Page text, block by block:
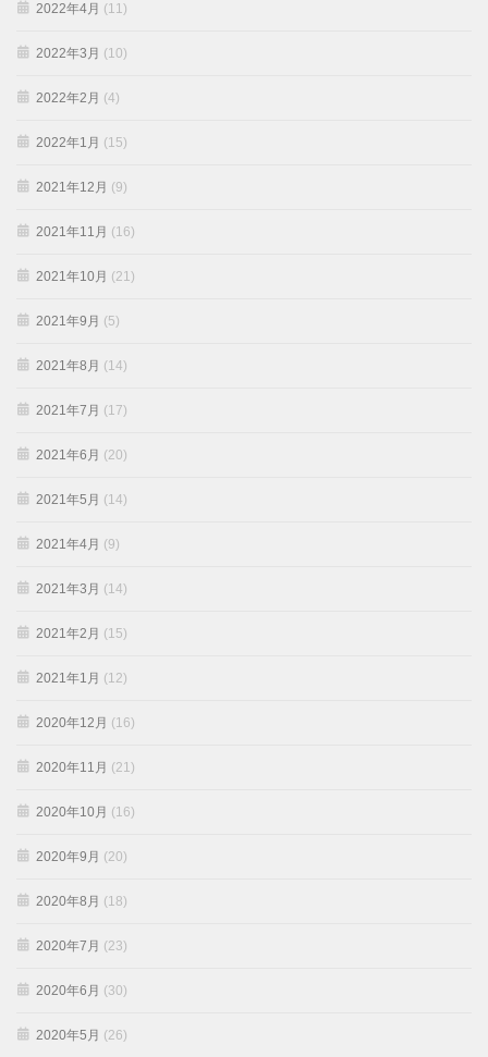
2022年4月 (11)
2022年3月 (10)
2022年2月 (4)
2022年1月 (15)
2021年12月 (9)
2021年11月 (16)
2021年10月 (21)
2021年9月 (5)
2021年8月 (14)
2021年7月 (17)
2021年6月 (20)
2021年5月 (14)
2021年4月 (9)
2021年3月 (14)
2021年2月 (15)
2021年1月 (12)
2020年12月 (16)
2020年11月 (21)
2020年10月 (16)
2020年9月 (20)
2020年8月 (18)
2020年7月 (23)
2020年6月 (30)
2020年5月 (26)